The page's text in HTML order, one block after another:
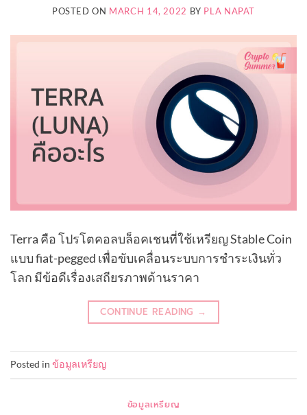
POSTED ON MARCH 14, 2022 BY PLA NAPAT
Terra คือ โปรโตคอลบล็อคเชนที่ใช้เหรียญ Stable Coin
แบบ fiat-pegged เพื่อขับเคลื่อนระบบการชำระเงินทั่ว
โลก มีข้อดีเรื่องเสถียรภาพด้านราคา
CONTINUE READING →
Posted in ข้อมูลเหรียญ
ข้อมูลเหรียญ